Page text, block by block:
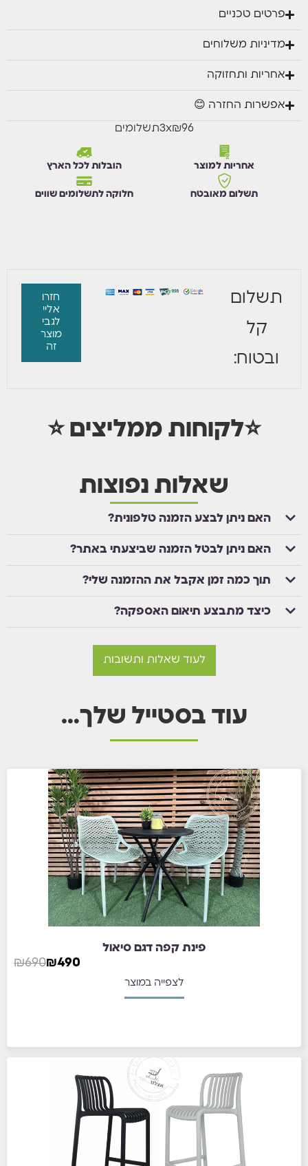
🟢 PayPal
🟢 Bit
פרטים טכניים
מדיניות משלוחים
אחריות ותחזוקה
אפשרות החזרה 😊
₪96
x
3תשלומים
אחריות למוצר הובלות לכל הארץ
תשלום מאובטח חלוקה לתשלומים שווים
תשלום
קל
ובטוח:
חזרו
אליי
לגבי
מוצר
זה
⭐לקוחות ממליצים ⭐
שאלות נפוצות
האם ניתן לבצע הזמנה טלפונית?
האם ניתן לבטל הזמנה שביצעתי באתר?
תוך כמה זמן אקבל את ההזמנה שלי?
כיצד מתבצע תיאום האספקה?
לעוד שאלות ותשובות
עוד בסטייל שלך…
פינת קפה דגם סיאול
₪690₪490
לצפייה במוצר